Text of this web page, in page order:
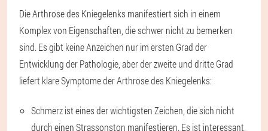
Die Arthrose des Kniegelenks manifestiert sich in einem
Komplex von Eigenschaften, die schwer nicht zu bemerken
sind. Es gibt keine Anzeichen nur im ersten Grad der
Entwicklung der Pathologie, aber der zweite und dritte Grad
liefert klare Symptome der Arthrose des Kniegelenks:
Schmerz ist eines der wichtigsten Zeichen, die sich nicht
durch einen Strassonston manifestieren. Es ist interessant,